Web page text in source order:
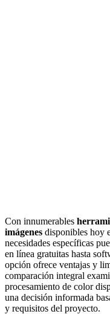
Con innumerables
imágenes disponibles hoy
necesidades específicas
en línea gratuitas hasta
opción ofrece ventajas y
comparación integral
procesamiento de color
una decisión informada
y requisitos del proyecto.